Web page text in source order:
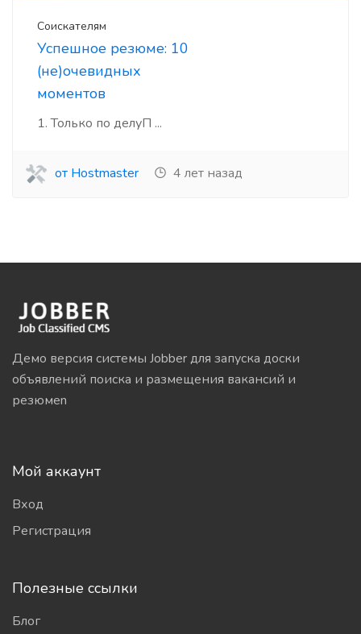
Соискателям
Успешное резюме: 10
(не)очевидных
моментов
1. Только по делуП ...
от Hostmaster 4 лет назад
Демо версия системы Jobber для запуска доски
объявлений поиска и размещения вакансий и
резюмеn
Мой аккаунт
Вход
Регистрация
Полезные ссылки
Блог